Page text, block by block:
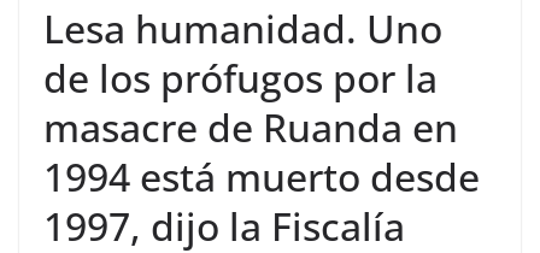
Lesa humanidad. Uno
de los prófugos por la
masacre de Ruanda en
1994 está muerto desde
1997, dijo la Fiscalía